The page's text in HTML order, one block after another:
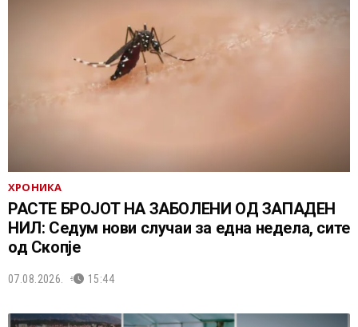
ХРОНИКА
РАСТЕ БРОЈОТ НА ЗАБОЛЕНИ ОД ЗАПАДЕН
НИЛ: Седум нови случаи за една недела, сите
од Скопје
07.08.2026. 15:44